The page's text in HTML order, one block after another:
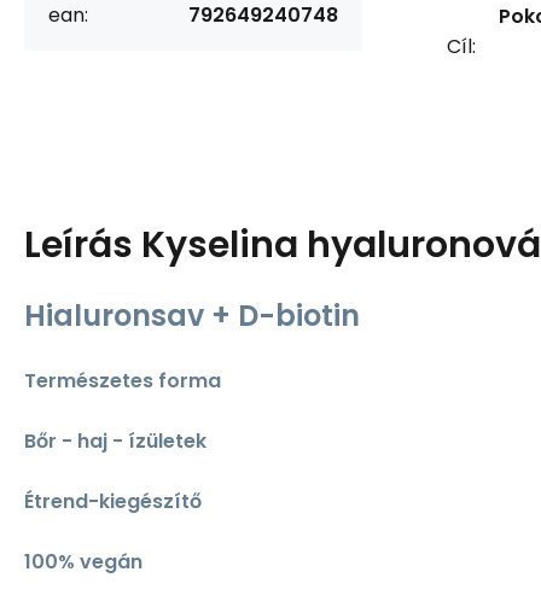
ean: 792649240748
Cíl:
Leírás Kyselina
Hialuronsav + D-biotin
Természetes forma
Bőr - haj - ízületek
Étrend-kiegészítő
100% vegán